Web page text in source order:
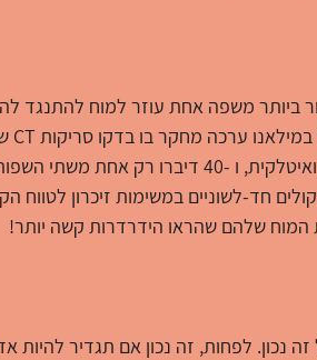
ביותר משפה אחת עוזר למוח להתנגד
מחלת אלצהיימר. 45 מהם דיברו גרמנית ואיטלקית, ו -
חד-לשוניים במשימות זיכרון
המוח שלהם שהראו הידרדרות קשה יותר!
זה נכון. לפחות, זה נכון אם תגדיר